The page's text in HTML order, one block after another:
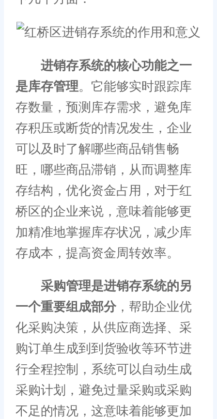
进销存系统的核心功能之一
是库存管理。它能够实时跟踪库
存数量，预测库存需求，避免库
存积压或断货的情况发生，企业
可以及时了解哪些商品销售畅
旺，哪些商品滞销，从而调整库
存结构，优化资金占用，对于红
桥区的企业来说，意味着能够更
加精准地掌握库存状况，减少库
存成本，提高资金周转效率。
采购管理是进销存系统的另
一个重要组成部分，帮助企业优
化采购决策，从供应商选择、采
购订单生成到到货验收等环节进
行全程控制，系统可以自动生成
采购计划，避免过量采购或采购
不足的情况，这意味着能够更加